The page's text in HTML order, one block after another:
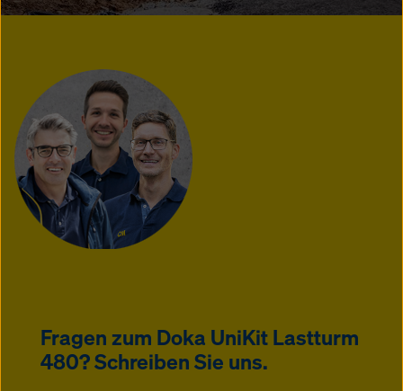
Fragen zum Doka UniKit Lastturm
480? Schreiben Sie uns.